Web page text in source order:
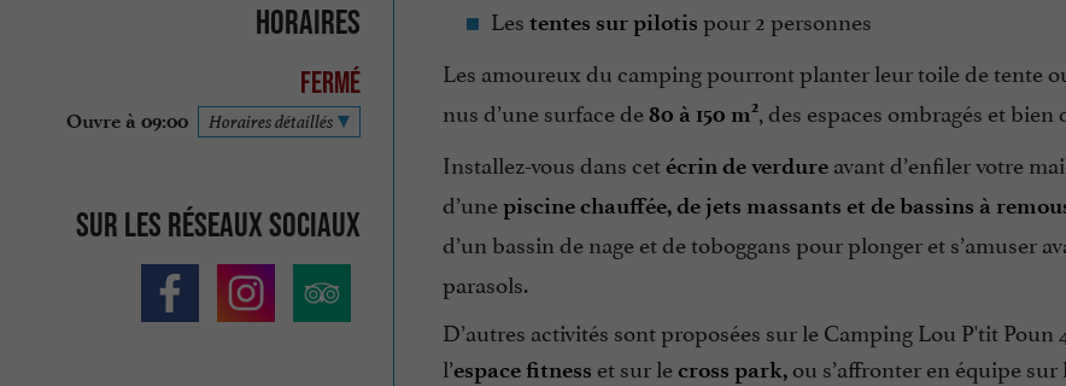
Horaires
Fermé
Ouvre à 09:00 Horaires détaillés
Sur les réseaux sociaux
Les tentes sur pilotis pour 2 personnes
Les amoureux du camping pourront planter leur toile de tente
nus d’une surface de80 à 150 m2, des espaces ombragés et
Installez-vous dans cetécrin de verdureavant d’enfiler votre
d’unepiscine chauffée, de jets massants et de bassins à
d’un bassin de nage et de toboggans pour plonger et s’amuser
parasols.
D’autres activités sont proposées sur le Camping Lou P'tit
l’espace fitness et sur lecross park,ou s’affronter en équipe sur